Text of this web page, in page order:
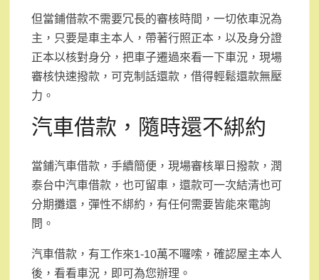
但當鋪借款不需要冗長的審核時間，一切依車況為
主，只要是車主本人，帶著行照正本，以及身分證
正本以核對身分，把車子遷過來看一下車況，現場
審核快速撥款，可克制話還款，借得輕鬆還款無壓
力。
汽車借款，隨時還不綁約
當鋪汽車借款，手續簡便，現場審核單日撥款，潤
泰台中汽車借款，也可留車，還款可一次結清也可
分期攤還，彈性不綁約，有任何需要皆能來電詢
問。
汽車借款，有工作來1-10萬不囉嗦，確認屋主本人
後，看看車況，即可為您辦理。